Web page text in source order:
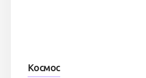
Космос